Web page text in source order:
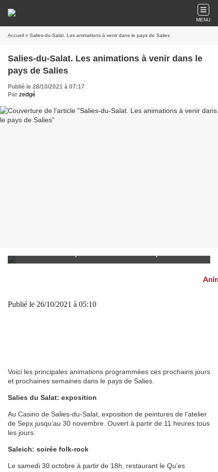
MENU
Accueil » Salies-du-Salat. Les animations à venir dans le pays de Salies
Salies-du-Salat. Les animations à venir dans le
pays de Salies
Publié le 28/10/2021 à 07:17
Par zedgé
Publié le 26/10/2021 à 05:10
Voici les principales animations programmées ces prochains jours
et prochaines semaines dans le pays de Salies.
Salies du Salat: exposition
Au Casino de Salies-du-Salat, exposition de peintures de l’atelier
de Sepx jusqu’au 30 novembre. Ouvert à partir de 11 heures tous
les jours.
Saleich: soirée folk-rock
Le samedi 30 octobre à partir de 18h, restaurant le Qu’es